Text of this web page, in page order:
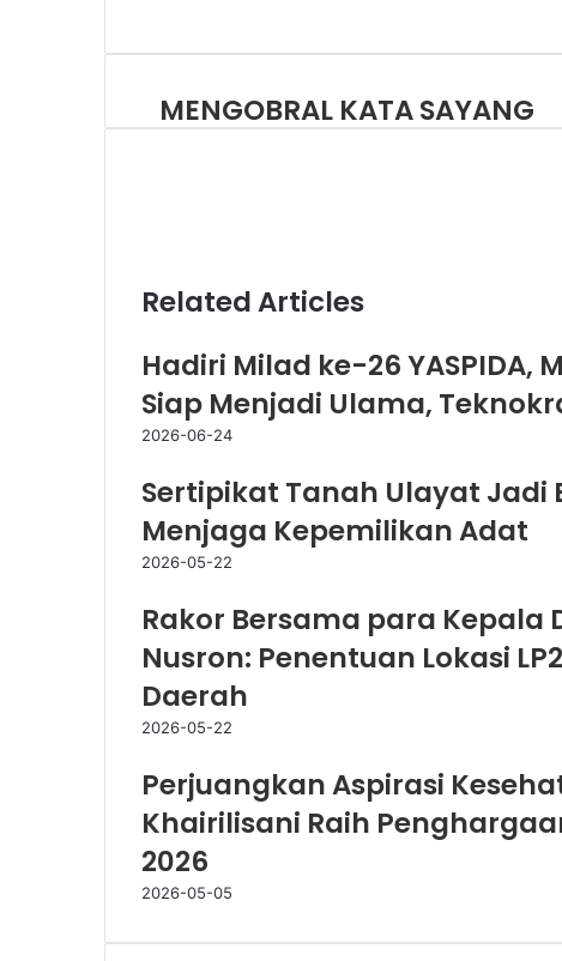
MENGOBRAL KATA SAYANG
Related Articles
Hadiri Milad ke-26 YASPIDA,
Siap Menjadi Ulama,
2026-06-24
Sertipikat Tanah Ulayat
Menjaga Kepemilikan Adat
2026-05-22
Rakor Bersama para Kepala
Nusron: Penentuan Lokasi
Daerah
2026-05-22
Perjuangkan Aspirasi
Khairilisani Raih
2026
2026-05-05